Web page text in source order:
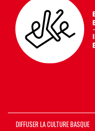
DIFFUSER LA CULTURE BASQUE